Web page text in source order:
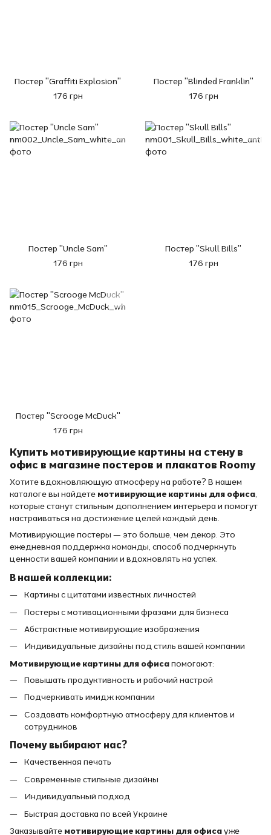
Постер "Graffiti Explosion"
176 грн
Постер "Blinded Franklin"
176 грн
Постер "Uncle Sam"
176 грн
Постер "Skull Bills"
176 грн
Постер "Scrooge McDuck"
176 грн
Купить мотивирующие картины на стену в
офис в магазине постеров и плакатов Roomy
Хотите вдохновляющую атмосферу на работе? В нашем
каталоге вы найдете мотивирующие картины для офиса,
которые станут стильным дополнением интерьера и помогут
настраиваться на достижение целей каждый день.
Мотивирующие постеры — это больше, чем декор. Это
ежедневная поддержка команды, способ подчеркнуть
ценности вашей компании и вдохновлять на успех.
В нашей коллекции:
Картины с цитатами известных личностей
Постеры с мотивационными фразами для бизнеса
Абстрактные мотивирующие изображения
Индивидуальные дизайны под стиль вашей компании
Мотивирующие картины для офисапомогают:
Повышать продуктивность и рабочий настрой
Подчеркивать имидж компании
Создавать комфортную атмосферу для клиентов и
сотрудников
Почему выбирают нас?
Качественная печать
Современные стильные дизайны
Индивидуальный подход
Быстрая доставка по всей Украине
Заказывайте мотивирующие картины для офисауже